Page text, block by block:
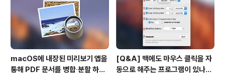
macOS에 내장된 미리보기 앱을
통해 PDF 문서를 병합∙분할 하는
[Q&A] 맥에도 마우스 클릭을 자
동으로 해주는 프로그램이 있나